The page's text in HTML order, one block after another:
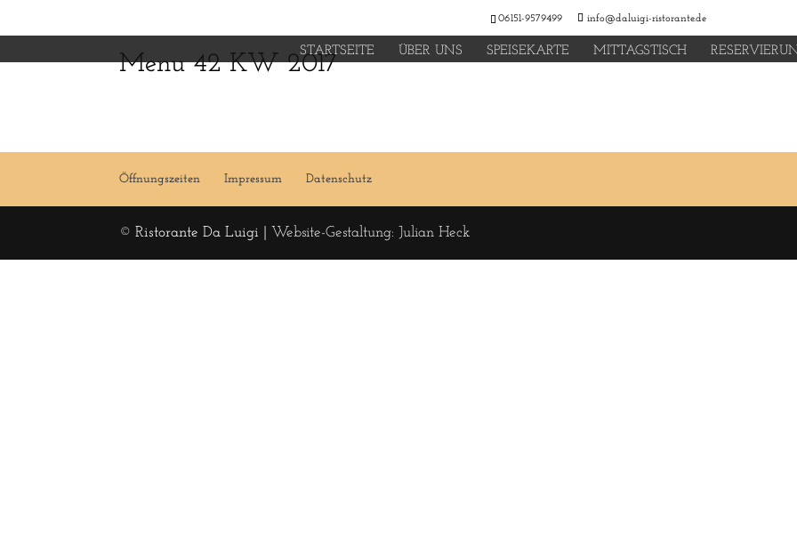
06151-9579499 info@daluigi-ristorante.de
STARTSEITE ÜBER UNS SPEISEKARTE MITTAGSTISCH
Menu 42 KW 2017
Öffnungszeiten Impressum Datenschutz
© Ristorante Da Luigi | Website-Gestaltung: Julian Heck